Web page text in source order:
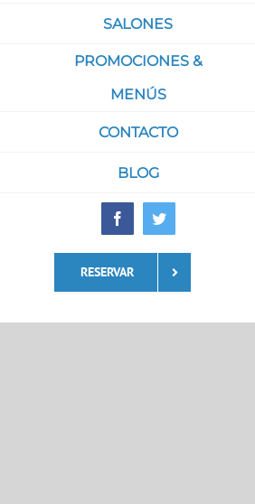
SALONES
PROMOCIONES &
MENÚS
CONTACTO
BLOG
FacebookTwitter
RESERVAR